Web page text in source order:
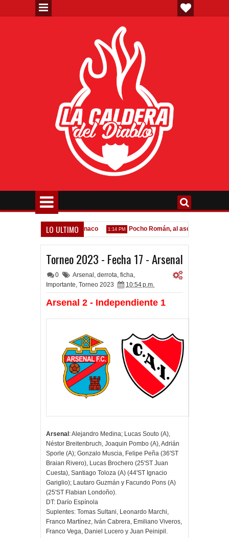
LO ULTIMO
formal por Lomónaco 1:14 PM Pocho Román, al ascenso holandés
Torneo 2023 - Fecha 17 - Arsenal
0 Arsenal , derrota, ficha,
Importante, Torneo 2023 10:54 p.m.
Arsenal 2 - Independiente 1
Arsenal: Alejandro Medina; Lucas Souto (A),
Néstor Breitenbruch, Joaquin Pombo (A), Adrián
Sporle (A); Gonzalo Muscia, Felipe Peña (36'ST
Braian Rivero), Lucas Brochero (25'ST Juan
Cuesta), Santiago Toloza (A) (44'ST Ignacio
Gariglio); Lautaro Guzmán y Facundo Pons (A)
(25'ST Flabian Londoño).
DT: Darío Espínola
Suplentes: Tomas Sultani, Leonardo Marchi,
Franco Martínez, Iván Cabrera, Emiliano Viveros,
Franco Vega, Daniel Lucero y Juan Peinipil.